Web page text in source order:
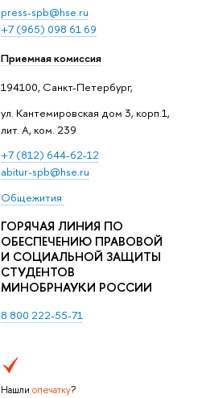
press-spb@hse.ru
+7 (965) 098 61 69
Приемная комиссия
194100, Санкт-Петербург,
ул. Кантемировская дом 3, корп.1,
лит. А, ком. 239
+7 (812) 644-62-12
abitur-spb@hse.ru
Общежития
ГОРЯЧАЯ ЛИНИЯ ПО
ОБЕСПЕЧЕНИЮ ПРАВОВОЙ
И СОЦИАЛЬНОЙ ЗАЩИТЫ
СТУДЕНТОВ
МИНОБРНАУКИ РОССИИ
8 800 222-55-71
Нашли опечатку?